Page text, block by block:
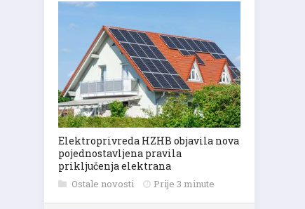
Elektroprivreda HZHB objavila nova
pojednostavljena pravila
priključenja elektrana
Ostale novosti Prije 3 minute